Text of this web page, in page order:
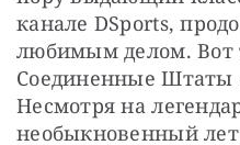
канале DSports,
любимым делом. Вот
Соединенные Штаты
Несмотря на
необыкновенный